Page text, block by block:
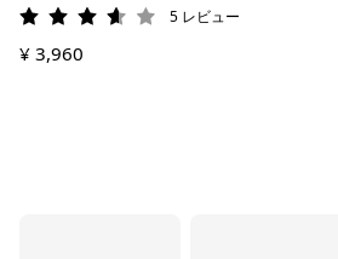
評価: 3.6 / 5
5 レビュー
¥ 3,960